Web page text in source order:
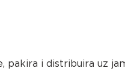
pakira i distribuira uz